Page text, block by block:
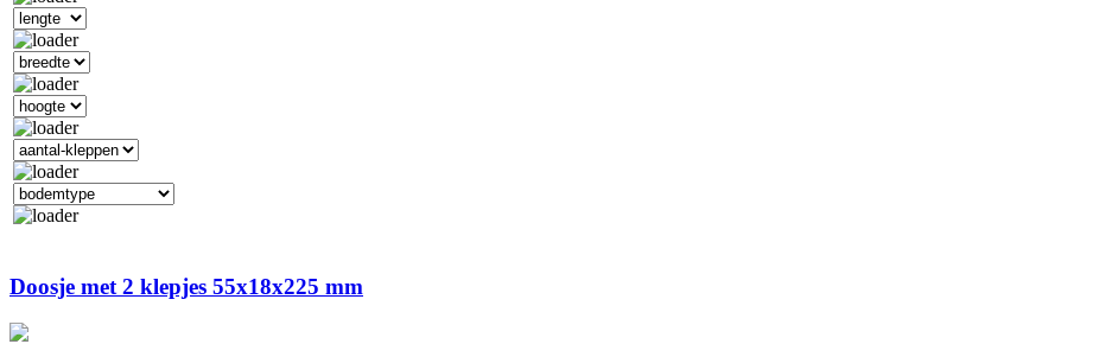
Doosje met 2 klepjes 55x18x225 mm